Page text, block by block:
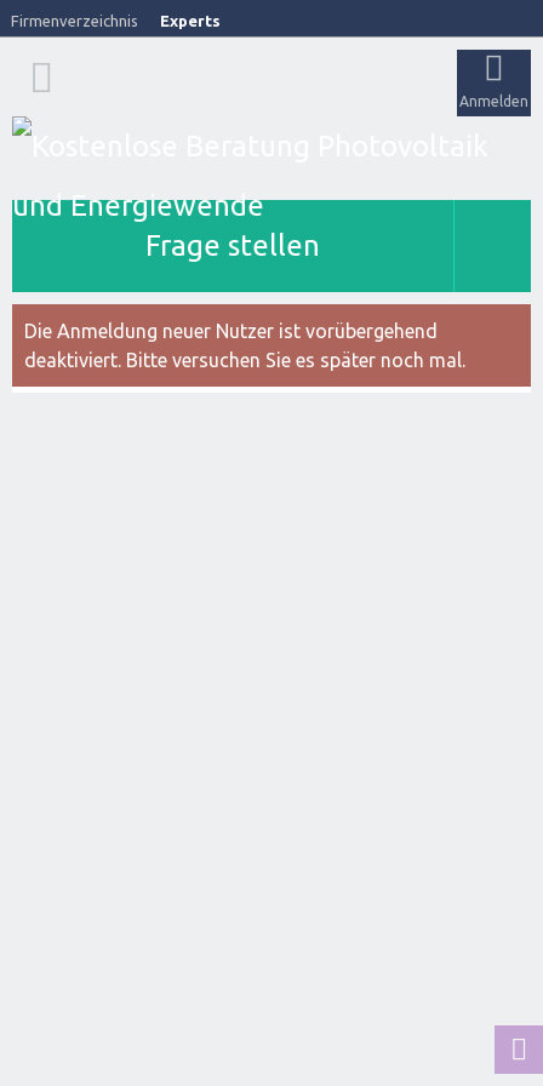
Firmenverzeichnis Experts
Anmelden
Frage stellen
Die Anmeldung neuer Nutzer ist vorübergehend
deaktiviert. Bitte versuchen Sie es später noch mal.